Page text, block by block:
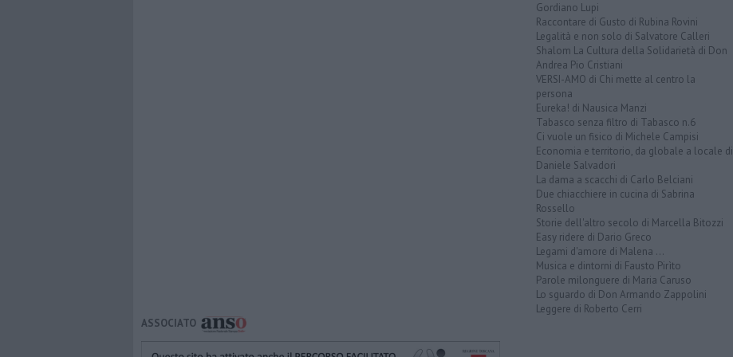
Gordiano Lupi
Raccontare di Gusto di Rubina Rovini
Legalità e non solo di Salvatore Calleri
Shalom La Cultura della Solidarietà di Don
Andrea Pio Cristiani
VERSI-AMO di Chi mette al centro la
persona
Eureka! di Nausica Manzi
Tabasco senza filtro di Tabasco n.6
Ci vuole un fisico di Michele Campisi
Economia e territorio, da globale a locale di
Daniele Salvadori
La dama a scacchi di Carlo Belciani
Due chiacchiere in cucina di Sabrina
Rossello
Storie dell'altro secolo di Marcella Bitozzi
Easy ridere di Dario Greco
Legami d'amore di Malena ...
Musica e dintorni di Fausto Pirìto
Parole milonguere di Maria Caruso
Lo sguardo di Don Armando Zappolini
Leggere di Roberto Cerri
ASSOCIATO